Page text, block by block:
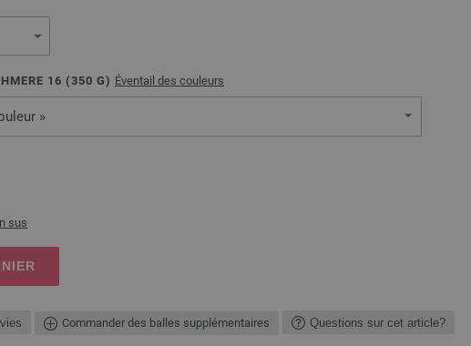
16 (350 G) Éventail des couleurs
»
sus
Commander des balles supplémentaires Questions sur cet article?